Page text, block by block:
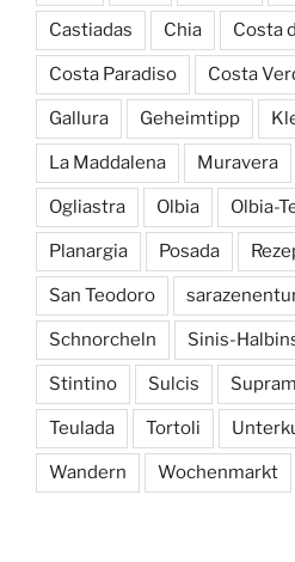
Castiadas Chia Costa
Costa Paradiso Costa
Gallura Geheimtipp
La Maddalena Muravera
Ogliastra Olbia Olbia-
Planargia Posada
San Teodoro
Schnorcheln Sinis-
Stintino Sulcis
Teulada Tortoli
Wandern Wochenmarkt